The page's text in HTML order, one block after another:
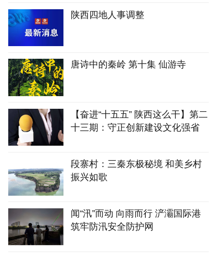
陕西四地人事调整
唐诗中的秦岭 第十集 仙游寺
【奋进“十五五” 陕西这么干】第二
十三期：守正创新建设文化强省
段寨村：三秦东极秘境 和美乡村
振兴如歌
闻“汛”而动 向雨而行 浐灞国际港
筑牢防汛安全防护网